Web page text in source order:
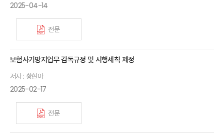
2025-04-14
전문
보험사기방지업무 감독규정 및 시행세칙 제정
저자 : 황현아
2025-02-17
전문